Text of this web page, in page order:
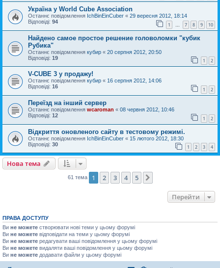
Україна у World Cube Association
Останнє повідомлення IchBinEinCuber « 29 вересня 2012, 18:14
Відповіді: 94 1 … 7 8 9 10
Найдено самое простое решение головоломки "кубик
Рубика"
Останнє повідомлення кубир « 20 серпня 2012, 20:50
Відповіді: 19 1 2
V-CUBE 3 у продажу!
Останнє повідомлення кубир « 16 серпня 2012, 14:06
Відповіді: 16 1 2
Переїзд на інший сервер
Останнє повідомлення wcaroman « 08 червня 2012, 10:46
Відповіді: 12 1 2
Відкриття оновленого сайту в тестовому режимі.
Останнє повідомлення IchBinEinCuber « 15 лютого 2012, 18:30
Відповіді: 30 1 2 3 4
Нова тема
61 тема 1 2 3 4 5
Перейти
ПРАВА ДОСТУПУ
Ви не можете створювати нові теми у цьому форумі
Ви не можете відповідати на теми у цьому форумі
Ви не можете редагувати ваші повідомлення у цьому форумі
Ви не можете видаляти ваші повідомлення у цьому форумі
Ви не можете додавати файли у цьому форумі